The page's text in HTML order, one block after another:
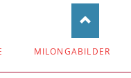
MILONGABILDER